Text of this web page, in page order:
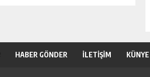
HABER GÖNDER İLETİŞİM KÜNYE